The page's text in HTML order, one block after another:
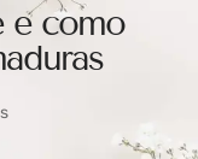
e como